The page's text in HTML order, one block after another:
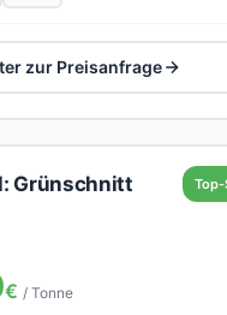
zur Preisanfrage
Grünschnitt
€ / Tonne